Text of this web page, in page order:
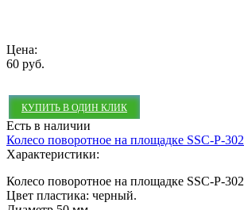
Цена:
60 руб.
КУПИТЬ В ОДИН КЛИК
Есть в наличии
Колесо поворотное на площадке SSC-P-302
Характеристики:
Колесо поворотное на площадке SSC-P-302
Цвет пластика: черный.